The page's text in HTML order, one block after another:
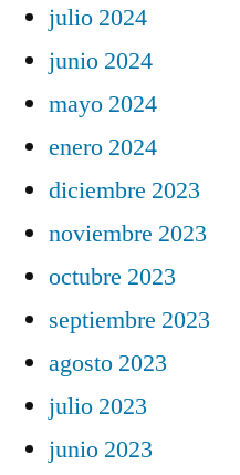
julio 2024
junio 2024
mayo 2024
enero 2024
diciembre 2023
noviembre 2023
octubre 2023
septiembre 2023
agosto 2023
julio 2023
junio 2023